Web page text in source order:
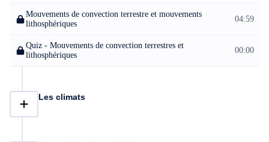
Mouvements de convection terrestre et mouvements
lithosphériques
04:59
Quiz - Mouvements de convection terrestres et
lithosphériques
00:00
Les climats